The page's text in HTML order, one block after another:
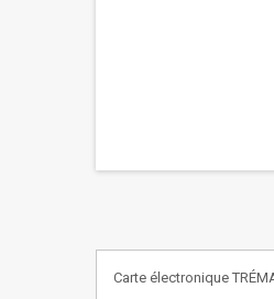
Carte électronique